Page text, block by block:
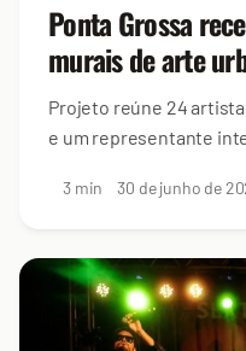
Ponta Grossa
murais de arte
Paraná
Projeto reúne 24
e um representante
3 min 30 de junho de